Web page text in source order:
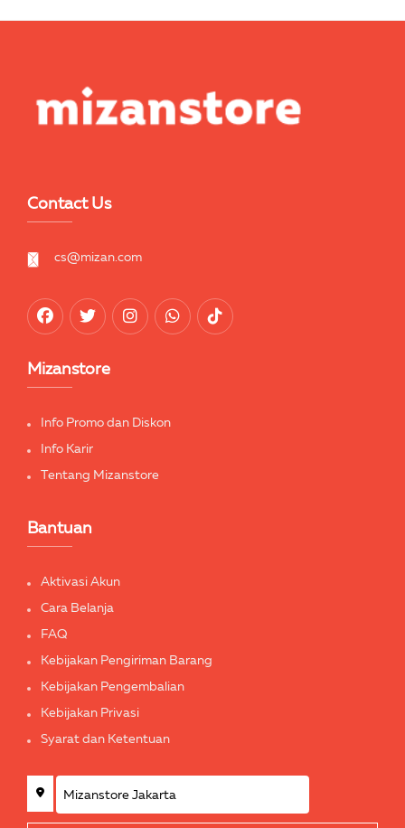
Contact Us
cs@mizan.com
Mizanstore
Info Promo dan Diskon
Info Karir
Tentang Mizanstore
Bantuan
Aktivasi Akun
Cara Belanja
FAQ
Kebijakan Pengiriman Barang
Kebijakan Pengembalian
Kebijakan Privasi
Syarat dan Ketentuan